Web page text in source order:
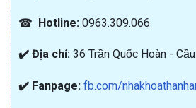
☎ Hotline: 0963.309.066
✔️ Địa chỉ: 36 Trần Quốc Hoàn -
✔️ Fanpage: fb.com/